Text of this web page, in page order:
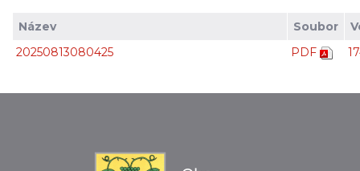
Název Soubor
20250813080425
PDF